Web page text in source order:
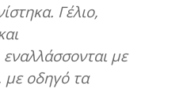
Γέλιο,
με
με οδηγό τα